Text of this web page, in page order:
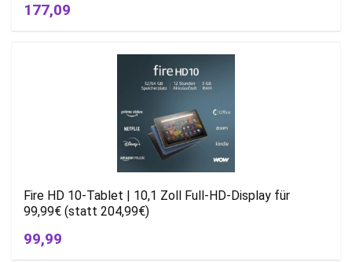
177,09
Fire HD 10-Tablet | 10,1 Zoll Full-HD-Display für
99,99€ (statt 204,99€)
99,99